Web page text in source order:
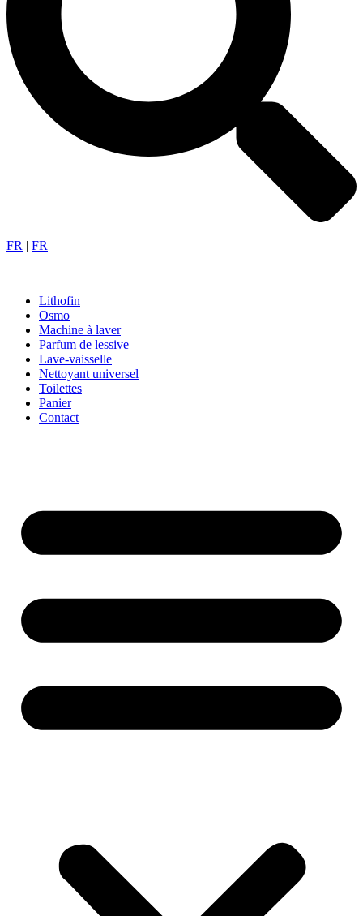
FR | FR
Lithofin
Osmo
Machine à laver
Parfum de lessive
Lave-vaisselle
Nettoyant universel
Toilettes
Panier
Contact